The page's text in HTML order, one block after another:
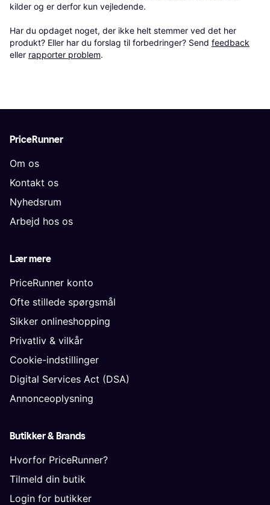
kilder og er derfor kun vejledende.
Har du opdaget noget, der ikke helt stemmer ved det her
produkt? Eller har du forslag til forbedringer? Send feedback
eller rapporter problem.
PriceRunner
Om os
Kontakt os
Nyhedsrum
Arbejd hos os
Lær mere
PriceRunner konto
Ofte stillede spørgsmål
Sikker onlineshopping
Privatliv & vilkår
Cookie-indstillinger
Digital Services Act (DSA)
Annonceoplysning
Butikker & Brands
Hvorfor PriceRunner?
Tilmeld din butik
Login for butikker